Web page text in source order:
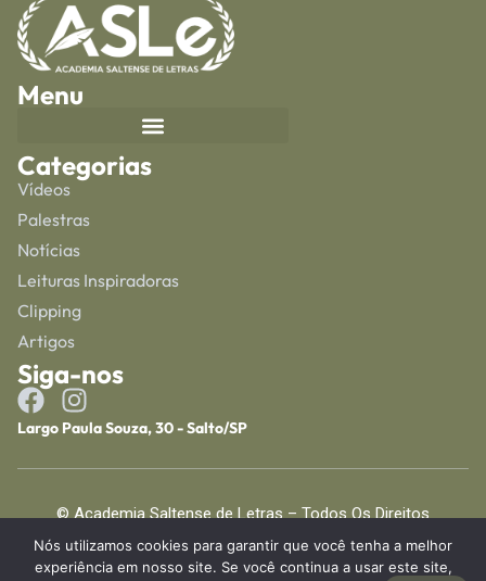
Menu
Categorias
Vídeos
Palestras
Notícias
Leituras Inspiradoras
Clipping
Artigos
Siga-nos
Largo Paula Souza, 30 - Salto/SP
© Academia Saltense de Letras – Todos Os Direitos
Reservados
Nós utilizamos cookies para garantir que você tenha a melhor
experiência em nosso site. Se você continua a usar este site,